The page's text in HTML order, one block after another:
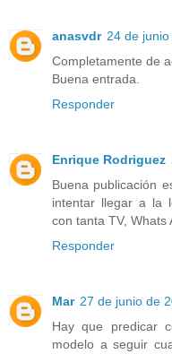
anasvdr 24 de
Completamente de
Buena entrada.
Responder
Enrique Rodriguez
Buena publicación
intentar llegar a la
con tanta TV, Whats
Responder
Mar 27 de junio de
Hay que predicar
modelo a seguir